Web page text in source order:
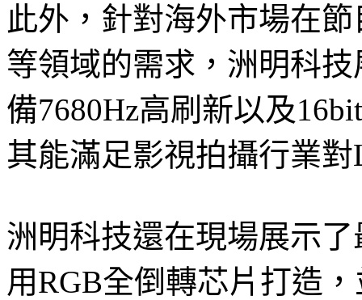
此外，針對海外市場在
等領域的需求，洲明科
備7680Hz高刷新以及
其能滿足影視拍攝行業
洲明科技還在現場展示
用RGB全倒轉芯片打造